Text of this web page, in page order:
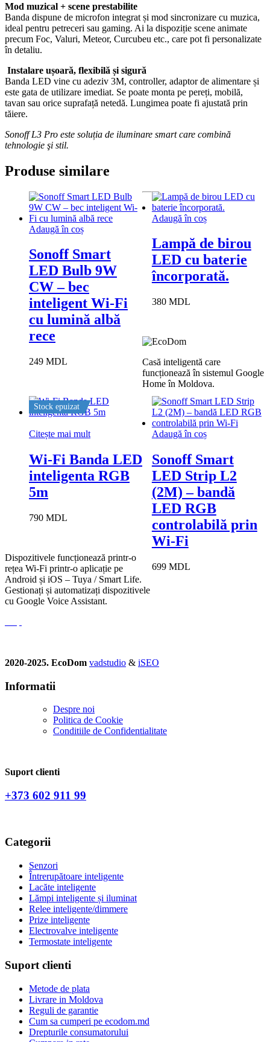
Mod muzical + scene prestabilite
Banda dispune de microfon integrat și mod sincronizare cu muzica,
ideal pentru petreceri sau gaming. Ai la dispoziție scene animate
precum Foc, Valuri, Meteor, Curcubeu etc., care pot fi personalizate
în detaliu.
Instalare ușoară, flexibilă și sigură
Banda LED vine cu adeziv 3M, controller, adaptor de alimentare și
este gata de utilizare imediat. Se poate monta pe pereți, mobilă,
tavan sau orice suprafață netedă. Lungimea poate fi ajustată prin
tăiere.
Sonoff L3 Pro este soluția de iluminare smart care combină
tehnologie şi stil.
Produse similare
Adaugă în coș
Sonoff Smart
LED Bulb 9W
CW – bec
inteligent Wi-Fi
cu lumină albă
rece
249 MDL
Adaugă în coș
Lampă de birou
LED cu baterie
încorporată.
380 MDL
Stock epuizat
Citește mai mult
Wi-Fi Banda LED
inteligenta RGB
5m
790 MDL
Adaugă în coș
Sonoff Smart
LED Strip L2
(2M) – bandă
LED RGB
controlabilă prin
Wi-Fi
699 MDL
Casă inteligentă care
funcționează în sistemul Google
Home în Moldova.
Dispozitivele funcționează printr-o
rețea Wi-Fi printr-o aplicație pe
Android și iOS – Tuya / Smart Life.
Gestionați și automatizați dispozitivele
cu Google Voice Assistant.
2020-2025. EcoDom vadstudio & iSEO
Informatii
Despre noi
Politica de Сookie
Conditiile de Confidentialitate
Suport clienti
+373 602 911 99
Categorii
Senzori
Întrerupătoare inteligente
Lacăte inteligente
Lămpi inteligente și iluminat
Relee inteligente/dimmere
Prize inteligente
Electrovalve inteligente
Termostate inteligente
Suport clienti
Metode de plata
Livrare in Moldova
Reguli de garantie
Cum sa cumperi pe ecodom.md
Drepturile consumatorului